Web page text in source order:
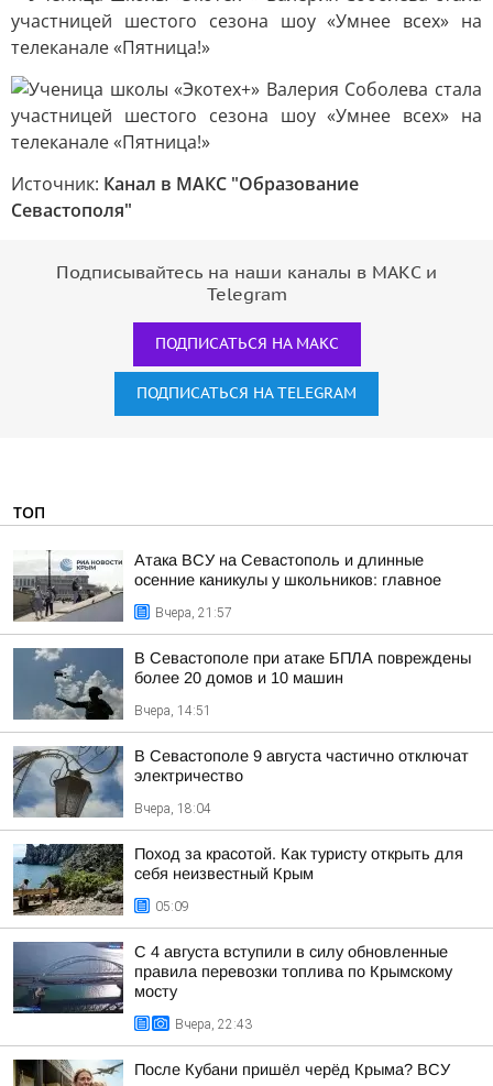
Источник: Канал в МАКС "Образование
Севастополя"
Подписывайтесь на наши каналы в МАКС и
Telegram
ПОДПИСАТЬСЯ НА МАКС
ПОДПИСАТЬСЯ НА TELEGRAM
ТОП
Атака ВСУ на Севастополь и длинные
осенние каникулы у школьников: главное
Вчера, 21:57
В Севастополе при атаке БПЛА повреждены
более 20 домов и 10 машин
Вчера, 14:51
В Севастополе 9 августа частично отключат
электричество
Вчера, 18:04
Поход за красотой. Как туристу открыть для
себя неизвестный Крым
05:09
С 4 августа вступили в силу обновленные
правила перевозки топлива по Крымскому
мосту
Вчера, 22:43
После Кубани пришёл черёд Крыма? ВСУ